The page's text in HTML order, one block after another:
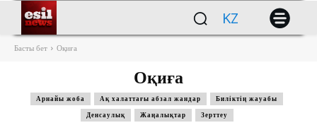
KZ
Басты бет Оқиға
Оқиға
Арнайы жоба Ақ халаттағы абзал жандар Биліктің жауабы
Денсаулық Жаңалықтар Зерттеу